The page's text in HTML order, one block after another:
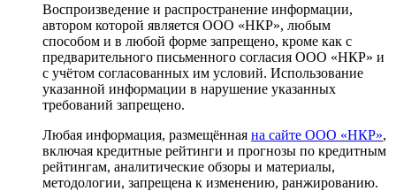
Воспроизведение и распространение информации,
автором которой является ООО «НКР», любым
способом и в любой форме запрещено, кроме как с
предварительного письменного согласия ООО «НКР» и
с учётом согласованных им условий. Использование
указанной информации в нарушение указанных
требований запрещено.
Любая информация, размещённая на сайте ООО «НКР»,
включая кредитные рейтинги и прогнозы по кредитным
рейтингам, аналитические обзоры и материалы,
методологии, запрещена к изменению, ранжированию.